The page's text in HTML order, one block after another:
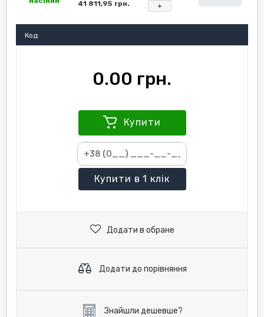
41 811,95 грн. +
Код:
0.00 грн.
Купити
Купити в 1 клік
Додати в обране
Додати до порівняння
Знайшли дешевше?